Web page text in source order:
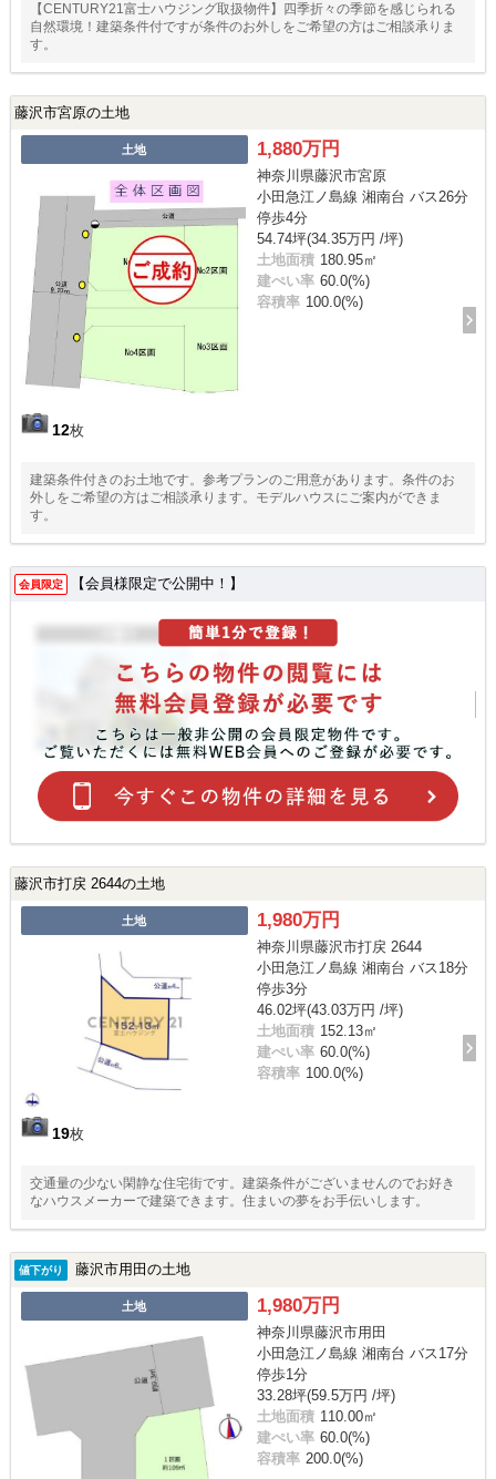
【CENTURY21富士ハウジング取扱物件】四季折々の季節を感じられる
自然環境！建築条件付ですが条件のお外しをご希望の方はご相談承りま
す。
藤沢市宮原の土地
土地
12枚
1,880万円
神奈川県藤沢市宮原
小田急江ノ島線 湘南台 バス26分
停歩4分
54.74坪(34.35万円 /坪)
土地面積 180.95㎡
建ぺい率 60.0(%)
容積率 100.0(%)
建築条件付きのお土地です。参考プランのご用意があります。条件のお
外しをご希望の方はご相談承ります。モデルハウスにご案内ができま
す。
会員限定 【会員様限定で公開中！】
藤沢市打戻 2644の土地
土地
19枚
1,980万円
神奈川県藤沢市打戻 2644
小田急江ノ島線 湘南台 バス18分
停歩3分
46.02坪(43.03万円 /坪)
土地面積 152.13㎡
建ぺい率 60.0(%)
容積率 100.0(%)
交通量の少ない閑静な住宅街です。建築条件がございませんのでお好き
なハウスメーカーで建築できます。住まいの夢をお手伝いします。
値下がり 藤沢市用田の土地
土地 1,980万円
神奈川県藤沢市用田
小田急江ノ島線 湘南台 バス17分
停歩1分
33.28坪(59.5万円 /坪)
土地面積 110.00㎡
建ぺい率 60.0(%)
容積率 200.0(%)